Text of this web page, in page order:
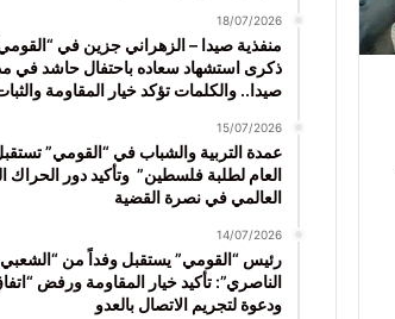
18/07/2026
منفذية صيدا – الزهراني جزين في
ذكرى استشهاد سعاده باحتفال حاشد في
صيدا.. والكلمات تؤكد خيار المقاومة
15/07/2026
عمدة التربية والشباب في “القومي”
العام لطلبة فلسطين” وتأكيد دور الحراك
العالمي في نصرة القضية
14/07/2026
رئيس “القومي” يستقبل وفداً من “الشعبي
الناصري”: تأكيد خيار المقاومة ورفض
ودعوة لتجريم الاتصال بالعدو